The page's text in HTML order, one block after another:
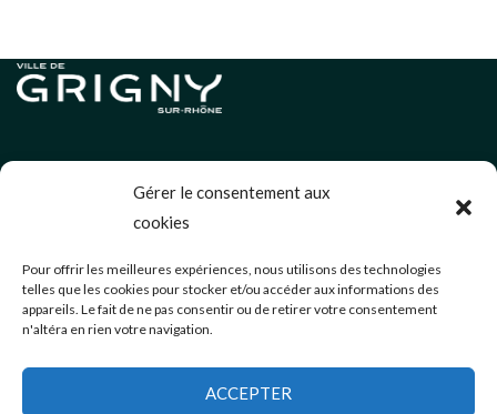
Gérer le consentement aux
cookies
Pour offrir les meilleures expériences, nous utilisons des technologies
telles que les cookies pour stocker et/ou accéder aux informations des
appareils. Le fait de ne pas consentir ou de retirer votre consentement
n'altéra en rien votre navigation.
ACCEPTER
Politique de cookies (UE)
Éditions précédentes
04 72 49 52 49